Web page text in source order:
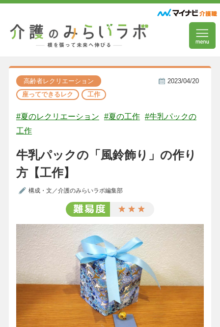
高齢者レクリエーション
座ってできるレク
工作
2023/04/20
#夏のレクリエーション #夏の工作 #牛乳パックの
工作
牛乳パックの「風鈴飾り」の作り
方【工作】
構成・文／介護のみらいラボ編集部